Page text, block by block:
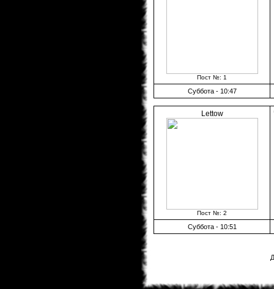
Пост №: 1
Суббота - 10:47
Lettow
Пост №: 2
Суббота - 10:51